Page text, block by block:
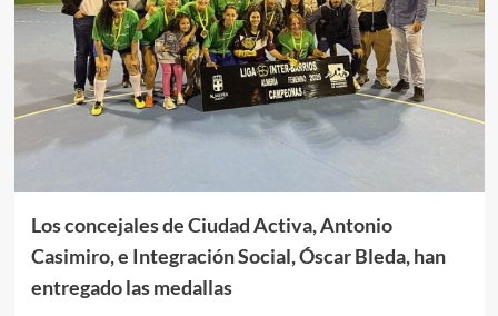
Los concejales de Ciudad Activa, Antonio
Casimiro, e Integración Social, Óscar Bleda, han
entregado las medallas